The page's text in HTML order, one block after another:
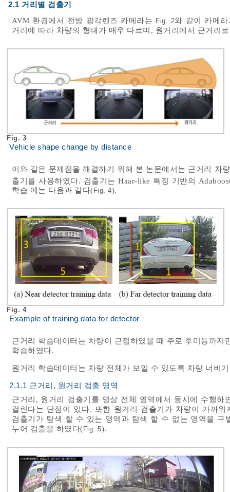
2.1 거리별 검출기
AVM 환경에서 전방 광각렌즈 카메라는 Fig. 2와 같이 카메
거리에 따라 차량의 형태가 매우 다르며, 원거리에서 근거리
Fig. 3
Vehicle shape change by distance
이와 같은 문제점을 해결하기 위해 본 논문에서는 근거리 차
출기를 사용하였다. 검출기는 Haar-like 특징 기반의
학습 예는 다음과 같다( Fig. 4).
Fig. 4
Example of training data for detector
근거리 학습데이터는 차량이 근접하였을 때 주로 후미등까
학습하였다.
원거리 학습데이터는 차량 전체가 보일 수 있도록 차량 너비
2.1.1 근거리, 원거리 검출 영역
근거리, 원거리 검출기를 영상 전체 영역에서 동시에 수행
걸린다는 단점이 있다. 또한 원거리 검출기가 차량이 가까
검출기가 탐색 할 수 있는 영역과 탐색 할 수 없는 영역을
누어 검출을 하였다( Fig. 5).